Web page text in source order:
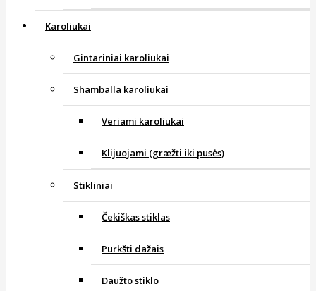
Karoliukai
Gintariniai karoliukai
Shamballa karoliukai
Veriami karoliukai
Klijuojami (græžti iki pusės)
Stikliniai
Čekiškas stiklas
Purkšti dažais
Daužto stiklo